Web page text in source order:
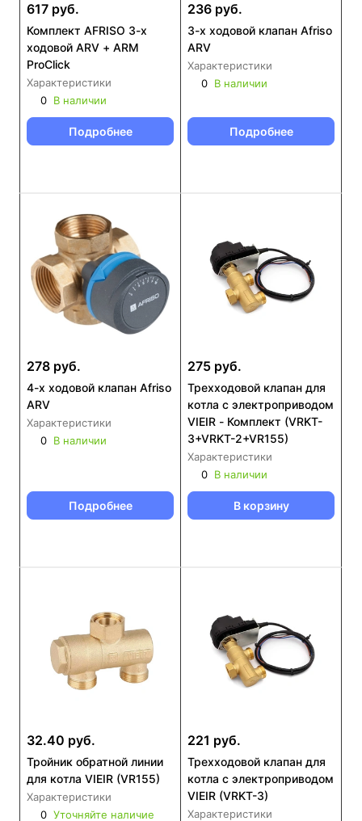
617 руб.
Комплект AFRISO 3-х
ходовой ARV + ARM
ProClick
Характеристики
0 В наличии
Подробнее
236 руб.
3-x ходовой клапан Afriso
ARV
Характеристики
0 В наличии
Подробнее
278 руб.
4-x ходовой клапан Afriso
ARV
Характеристики
0 В наличии
Подробнее
275 руб.
Трехходовой клапан для
котла с электроприводом
VIEIR - Комплект (VRKT-
3+VRKT-2+VR155)
Характеристики
0 В наличии
В корзину
32.40 руб.
Тройник обратной линии
для котла VIEIR (VR155)
Характеристики
0 Уточняйте наличие
221 руб.
Трехходовой клапан для
котла с электроприводом
VIEIR (VRKT-3)
Характеристики